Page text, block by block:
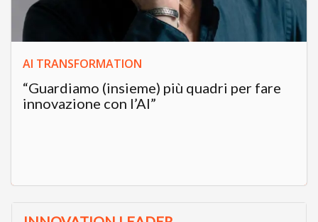
AI TRANSFORMATION
“Guardiamo (insieme) più quadri per fare
innovazione con l’AI”